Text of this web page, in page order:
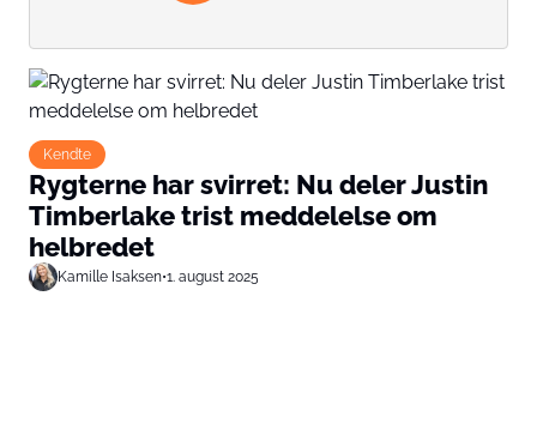
Kendte
Rygterne har svirret: Nu deler Justin
Timberlake trist meddelelse om
helbredet
Kamille Isaksen•1. august 2025